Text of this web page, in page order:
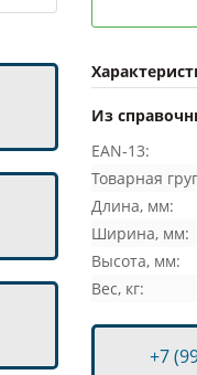
Из
EAN-13:
Товарная
Длина, мм:
Ширина, мм:
Высота, мм:
Вес, кг:
+7